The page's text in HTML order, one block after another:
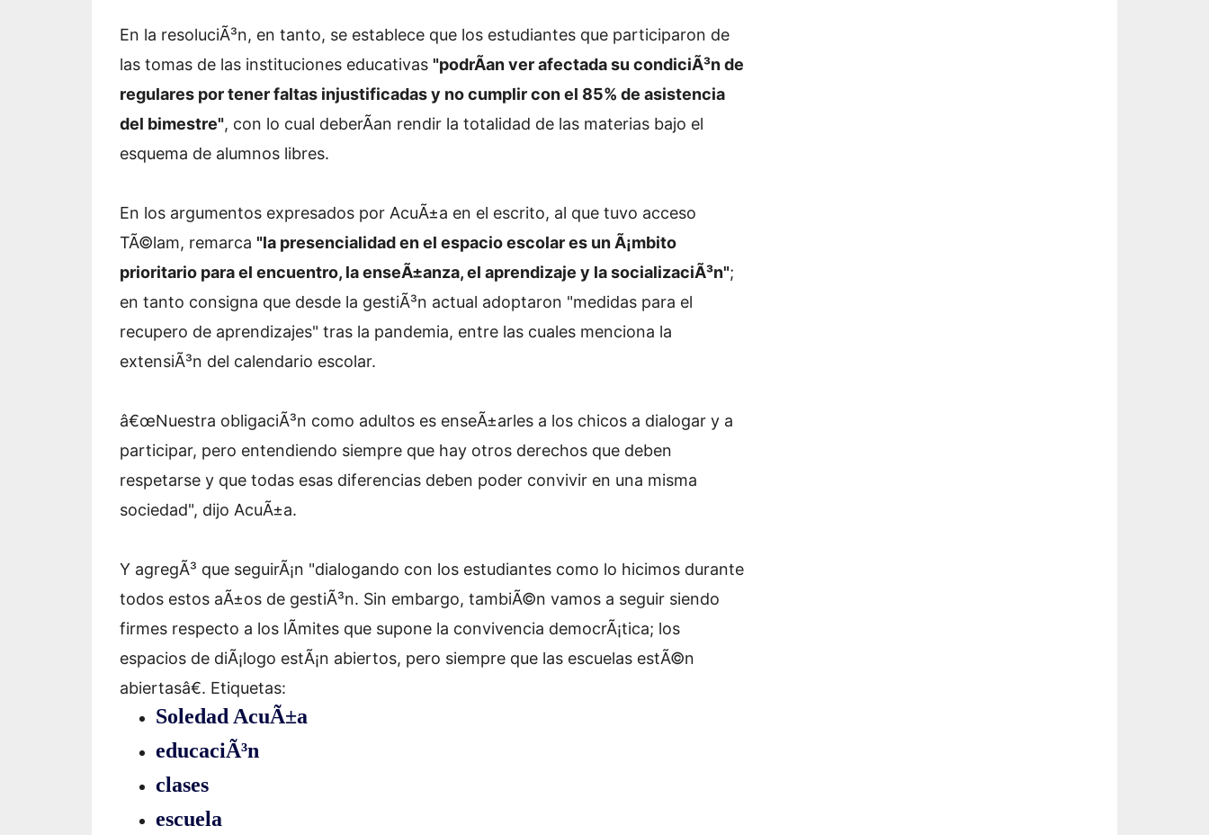
En la resoluciÃ³n, en tanto, se establece que los estudiantes que participaron de
las tomas de las instituciones educativas "podrÃ­an ver afectada su condiciÃ³n de
regulares por tener faltas injustificadas y no cumplir con el 85% de asistencia
del bimestre", con lo cual deberÃ­an rendir la totalidad de las materias bajo el
esquema de alumnos libres.
En los argumentos expresados por AcuÃ±a en el escrito, al que tuvo acceso
TÃ©lam, remarca "la presencialidad en el espacio escolar es un Ã¡mbito
prioritario para el encuentro, la enseÃ±anza, el aprendizaje y la socializaciÃ³n";
en tanto consigna que desde la gestiÃ³n actual adoptaron "medidas para el
recupero de aprendizajes" tras la pandemia, entre las cuales menciona la
extensiÃ³n del calendario escolar.
â€œNuestra obligaciÃ³n como adultos es enseÃ±arles a los chicos a dialogar y a
participar, pero entendiendo siempre que hay otros derechos que deben
respetarse y que todas esas diferencias deben poder convivir en una misma
sociedad", dijo AcuÃ±a.
Y agregÃ³ que seguirÃ¡n "dialogando con los estudiantes como lo hicimos durante
todos estos aÃ±os de gestiÃ³n. Sin embargo, tambiÃ©n vamos a seguir siendo
firmes respecto a los lÃ­mites que supone la convivencia democrÃ¡tica; los
espacios de diÃ¡logo estÃ¡n abiertos, pero siempre que las escuelas estÃ©n
abiertasâ€. Etiquetas:
Soledad AcuÃ±a
educaciÃ³n
clases
escuela